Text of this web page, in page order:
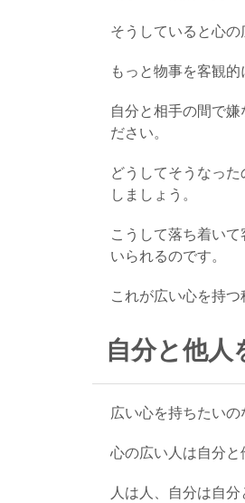
そうしていると心の
もっと物事を客観的
自分と相手の間で
ださい。
どうしてそうなっ
しましょう。
こうして落ち着い
いられるのです。
これが広い心を持つ
自分と他人
広い心を持ちたいの
心の広い人は自分と
人は人、自分は自